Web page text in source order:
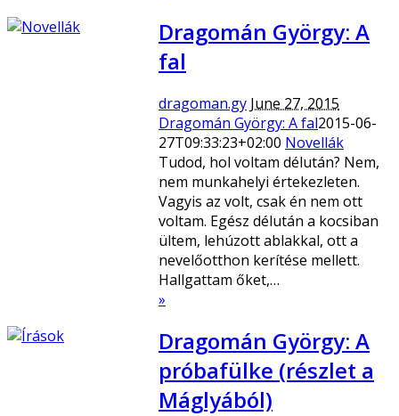
Dragomán György: A
fal
dragoman.gy June 27, 2015
Dragomán György: A fal2015-06-
27T09:33:23+02:00 Novellák
Tudod, hol voltam délután? Nem,
nem munkahelyi értekezleten.
Vagyis az volt, csak én nem ott
voltam. Egész délután a kocsiban
ültem, lehúzott ablakkal, ott a
nevelőotthon kerítése mellett.
Hallgattam őket,…
»
Dragomán György: A
próbafülke (részlet a
Máglyából)